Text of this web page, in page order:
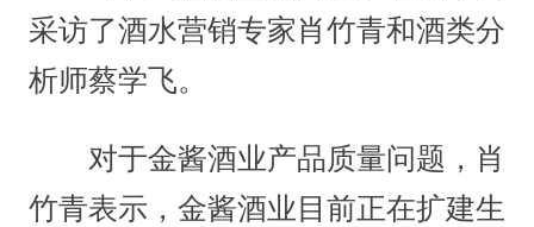
采访了酒水营销专家肖竹青和酒类分
析师蔡学飞。
对于金酱酒业产品质量问题，肖
竹青表示，金酱酒业目前正在扩建生